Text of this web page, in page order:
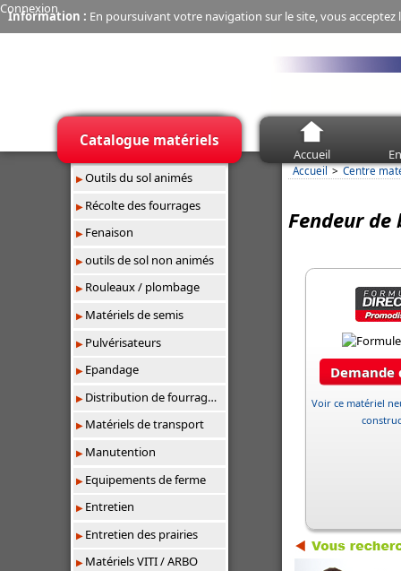
Information : En poursuivant votre navigation sur le site, vous
Connexion
Accueil
Catalogue matériels
Outils du sol animés
Récolte des fourrages
Fenaison
outils de sol non animés
Rouleaux / plombage
Matériels de semis
Pulvérisateurs
Epandage
Distribution de fourrages/paillage
Matériels de transport
Manutention
Equipements de ferme
Entretien
Entretien des prairies
Matériels VITI / ARBO
Accueil Centre
Fendeur de
Demande
Voir ce matériel